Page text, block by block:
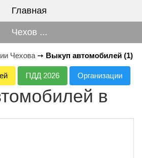
Главная
Чехов ...
Чехова ➙ Выкуп автомобилей (1)
ПДД 2026 Организации
в